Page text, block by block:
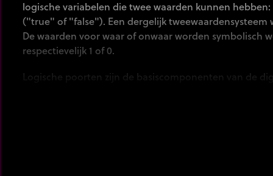
logische variabelen die twee waarden kunnen hebben:
("true" of "false"). Een dergelijk
De waarden voor waar of onwaar worden symbolisch
respectievelijk 1 of 0.
Logische poorten zijn de basiscomponenten van de